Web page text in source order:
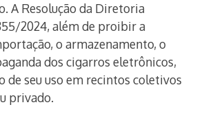
A Resolução da Diretoria
2024, além de proibir a
o armazenamento, o
dos cigarros eletrônicos,
de seu uso em recintos coletivos
privado.